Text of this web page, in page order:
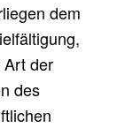
dem
Art der
des